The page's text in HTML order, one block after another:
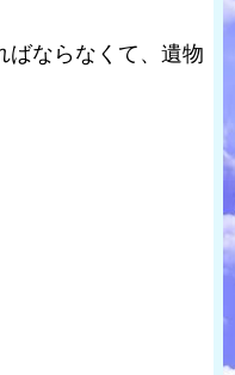
ばならなくて、遺物